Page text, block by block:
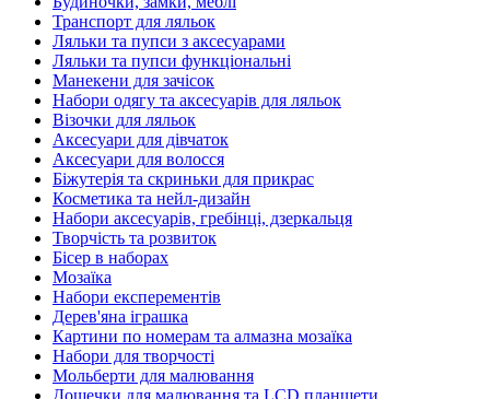
Транспорт для ляльок
Ляльки та пупси з аксесуарами
Ляльки та пупси функціональні
Манекени для зачісок
Набори одягу та аксесуарів для ляльок
Візочки для ляльок
Аксесуари для дівчаток
Аксесуари для волосся
Біжутерія та скриньки для прикрас
Косметика та нейл-дизайн
Набори аксесуарів, гребінці, дзеркальця
Творчість та розвиток
Бісер в наборах
Мозаїка
Набори експерементів
Дерев'яна іграшка
Картини по номерам та алмазна мозаїка
Набори для творчості
Мольберти для малювання
Дощечки для малювання та LCD планшети